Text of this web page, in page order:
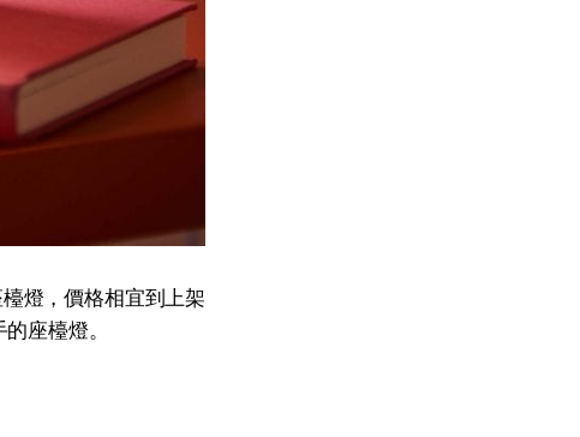
燈，價格相宜到上架
座檯燈。